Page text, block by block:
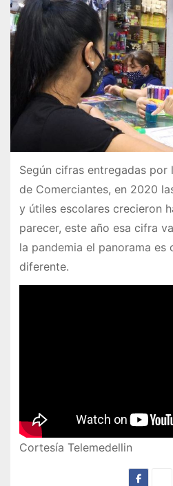
Según cifras entregadas por
de Comerciantes, en 2020
y útiles escolares crecieron
parecer, este año esa cifra
la pandemia el panorama es
diferente.
Cortesía Telemedellin